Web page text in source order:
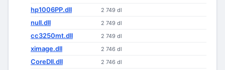
hp1006PP.dll 2 749 dl
null.dll 2 749 dl
cc3250mt.dll 2 749 dl
ximage.dll 2 746 dl
CoreDll.dll 2 746 dl